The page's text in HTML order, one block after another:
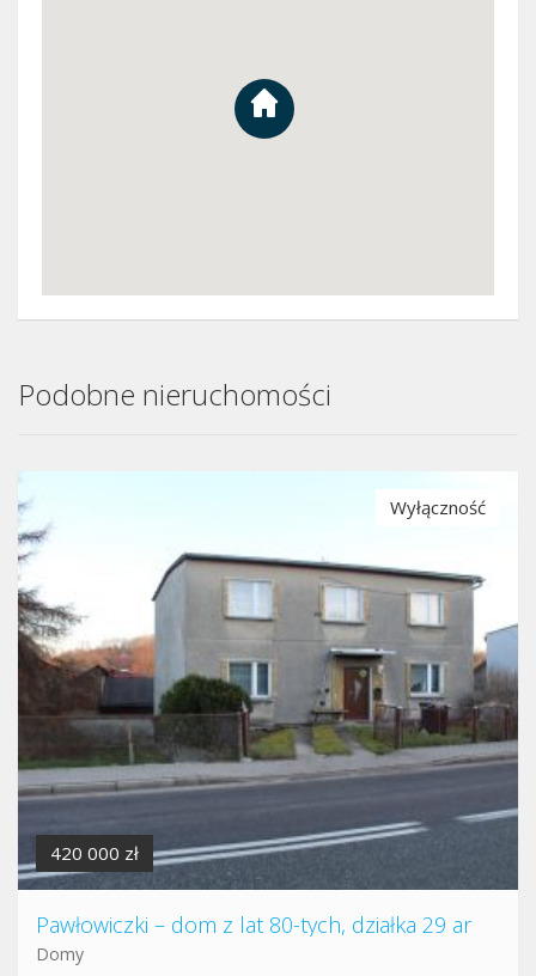
Podobne nieruchomości
420 000 zł
Wyłączność
Pawłowiczki – dom z lat 80-tych, działka 29 ar
Domy